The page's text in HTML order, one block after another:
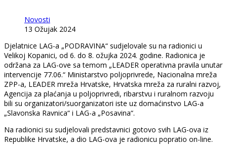
Novosti
13 Ožujak 2024
Djelatnice LAG-a „PODRAVINA“ sudjelovale su na radionici u
Velikoj Kopanici, od 6. do 8. ožujka 2024. godine. Radionica je
održana za LAG-ove sa temom „LEADER operativna pravila unutar
intervencije 77.06.“ Ministarstvo poljoprivrede, Nacionalna mreža
ZPP-a, LEADER mreža Hrvatske, Hrvatska mreža za ruralni razvoj,
Agencija za plaćanja u poljoprivredi, ribarstvu i ruralnom razvoju
bili su organizatori/suorganizatori iste uz domaćinstvo LAG-a
„Slavonska Ravnica“ i LAG-a „Posavina“.
Na radionici su sudjelovali predstavnici gotovo svih LAG-ova iz
Republike Hrvatske, a dio LAG-ova je radionicu popratio on-line.